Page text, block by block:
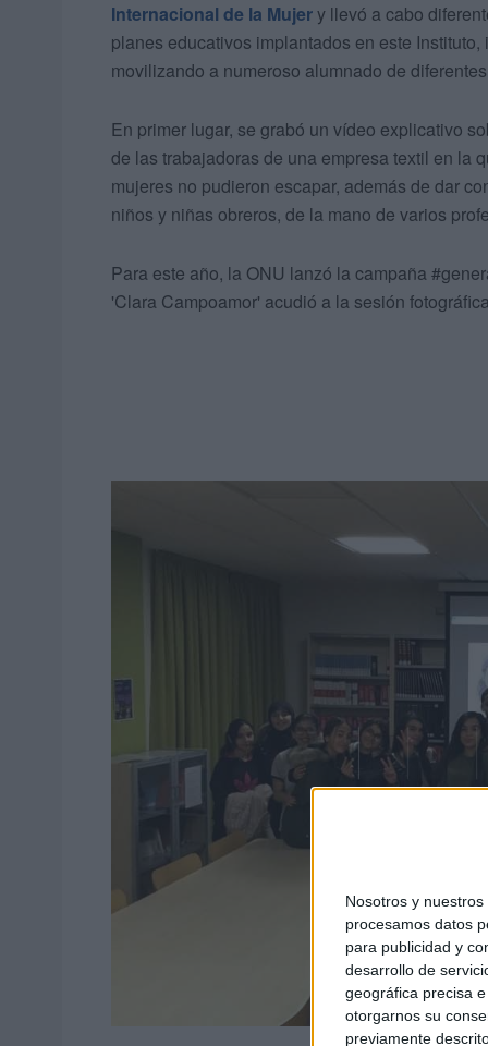
Nosotros y nuestros
procesamos datos
para publicidad y
desarrollo de
geográfica precisa
otorgarnos su
previamente
Internacional de la Mujery llevó a cabo
planes educativos implantados en este
movilizando a numeroso alumnado de
En primer lugar, se grabó un vídeo explicativo
de las trabajadoras de una empresa textil en la
mujeres no pudieron escapar, además de dar
niños y niñas obreros, de la mano de varios
Para este año, la ONU lanzó la campaña
'Clara Campoamor' acudió a la sesión